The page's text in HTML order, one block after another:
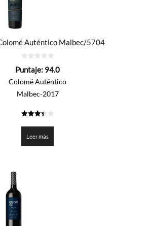
Auténtico Malbec/5704
de
Puntaje: 94.0
Colomé Auténtico
Malbec-2017
de 5
Leer más